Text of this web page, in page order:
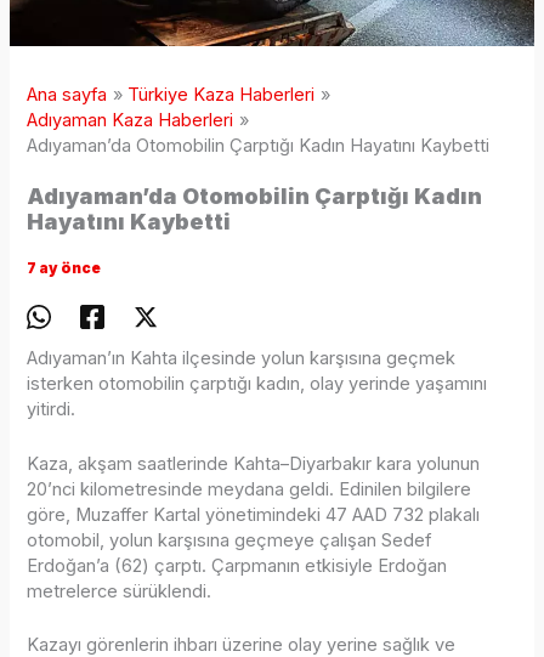
Ana sayfa
Türkiye Kaza Haberleri
Adıyaman Kaza Haberleri
Adıyaman’da Otomobilin Çarptığı Kadın Hayatını Kaybetti
Adıyaman’da Otomobilin Çarptığı Kadın
Hayatını Kaybetti
7 ay önce
Adıyaman’ın Kahta ilçesinde yolun karşısına geçmek
isterken otomobilin çarptığı kadın, olay yerinde yaşamını
yitirdi.
Kaza, akşam saatlerinde Kahta–Diyarbakır kara yolunun
20’nci kilometresinde meydana geldi. Edinilen bilgilere
göre, Muzaffer Kartal yönetimindeki 47 AAD 732 plakalı
otomobil, yolun karşısına geçmeye çalışan Sedef
Erdoğan’a (62) çarptı. Çarpmanın etkisiyle Erdoğan
metrelerce sürüklendi.
Kazayı görenlerin ihbarı üzerine olay yerine sağlık ve